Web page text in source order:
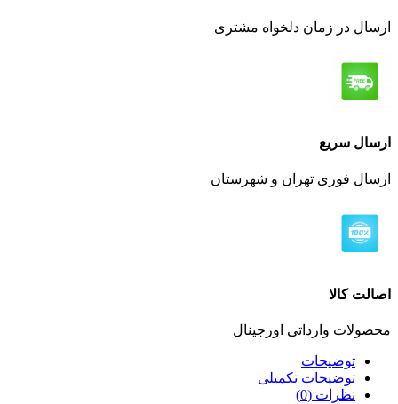
ارسال در زمان دلخواه مشتری
ارسال سریع
ارسال فوری تهران و شهرستان
اصالت کالا
محصولات وارداتی اورجینال
توضیحات
توضیحات تکمیلی
نظرات (0)